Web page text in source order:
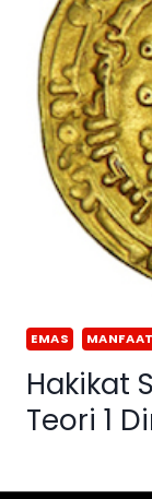
EMAS
Hakikat
Teori 1